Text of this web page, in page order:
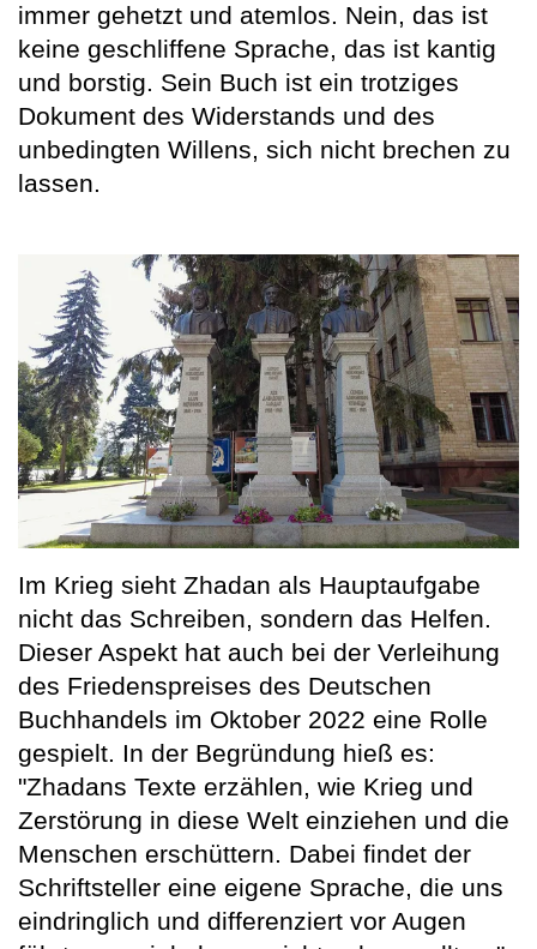
immer gehetzt und atemlos. Nein, das ist
keine geschliffene Sprache, das ist kantig
und borstig. Sein Buch ist ein trotziges
Dokument des Widerstands und des
unbedingten Willens, sich nicht brechen zu
lassen.
Im Krieg sieht Zhadan als Hauptaufgabe
nicht das Schreiben, sondern das Helfen.
Dieser Aspekt hat auch bei der Verleihung
des Friedenspreises des Deutschen
Buchhandels im Oktober 2022 eine Rolle
gespielt. In der Begründung hieß es:
"Zhadans Texte erzählen, wie Krieg und
Zerstörung in diese Welt einziehen und die
Menschen erschüttern. Dabei findet der
Schriftsteller eine eigene Sprache, die uns
eindringlich und differenziert vor Augen